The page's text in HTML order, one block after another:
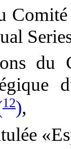
du
12),